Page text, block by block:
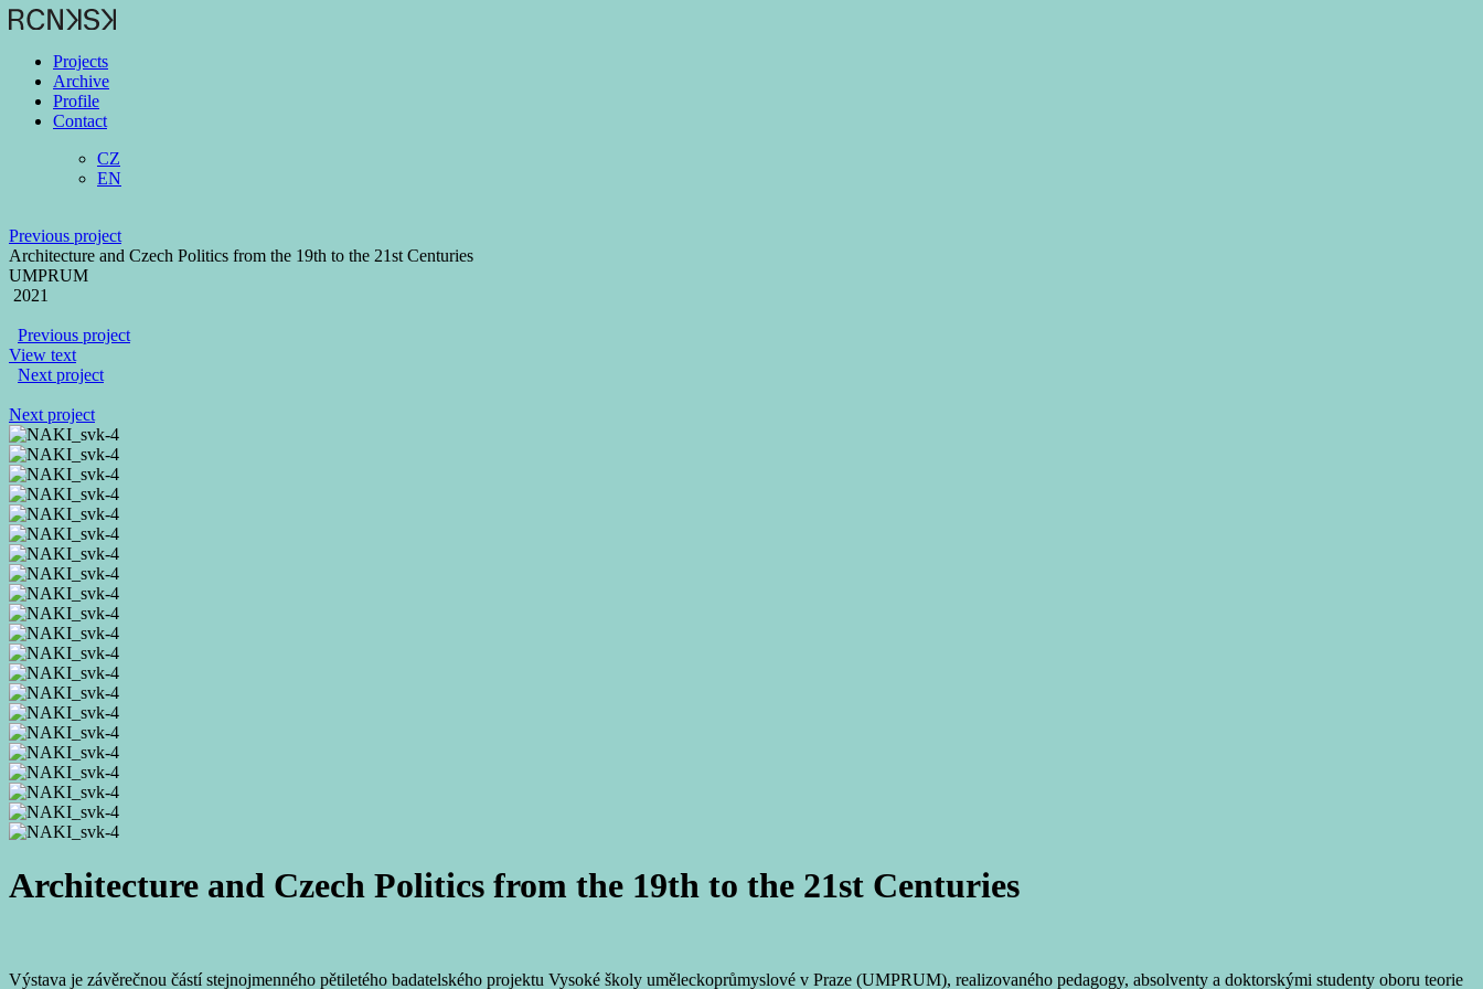
Projects
Archive
Profile
Contact
CZ
EN
Previous project
Architecture and Czech Politics from the 19th to the 21st Centuries
UMPRUM
2021
Previous project
View text
Next project
Next project
Architecture and Czech Politics from the 19th to the 21st Centuries
Výstava je závěrečnou částí stejnojmenného pětiletého badatelského projektu Vysoké školy uměleckoprůmyslové v Praze (UMPRUM), realizovaného pedagogy, absolventy a doktorskými studenty oboru teorie